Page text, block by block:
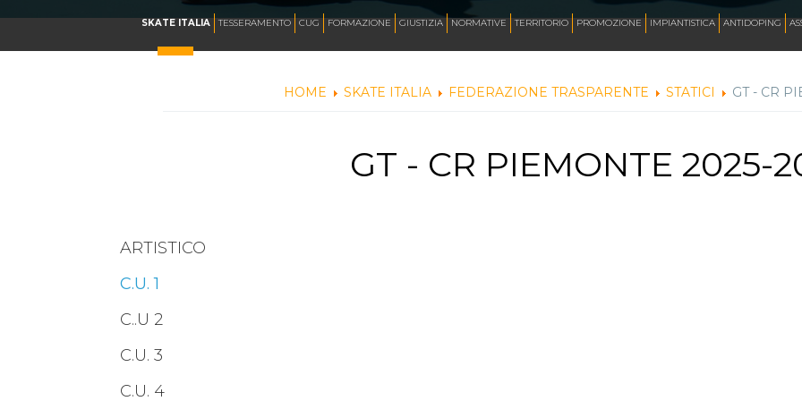
SKATE ITALIA TESSERAMENTO CUG FORMAZIONE GIUSTIZIA NORMATIVE TERRITORIO PROMOZIONE IMPIANTISTICA ANTIDOPING
HOME SKATE ITALIA FEDERAZIONE TRASPARENTE STATICI GT - CR
GT - CR PIEMONTE 2025-
ARTISTICO
C.U. 1
C..U 2
C.U. 3
C.U. 4
CALENDARIO AZZURRI
CORSA
ROLLER DERBY